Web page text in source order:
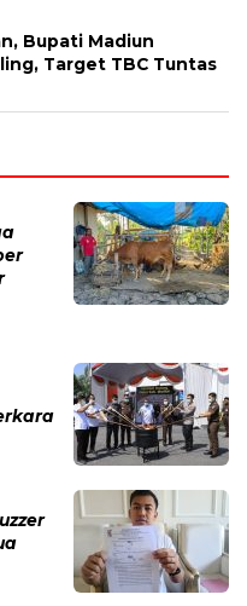
Bupati Madiun
Target TBC Tuntas